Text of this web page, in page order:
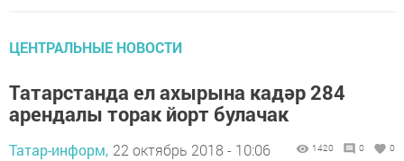
ЦЕНТРАЛЬНЫЕ НОВОСТИ
Татарстанда ел ахырына кадәр 284
арендалы торак йорт булачак
Татар-информ, 22 октябрь 2018 - 10:06 1420 0 0